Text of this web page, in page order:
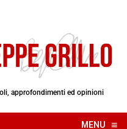
approfondimenti ed opinioni
MENU ≡
☰